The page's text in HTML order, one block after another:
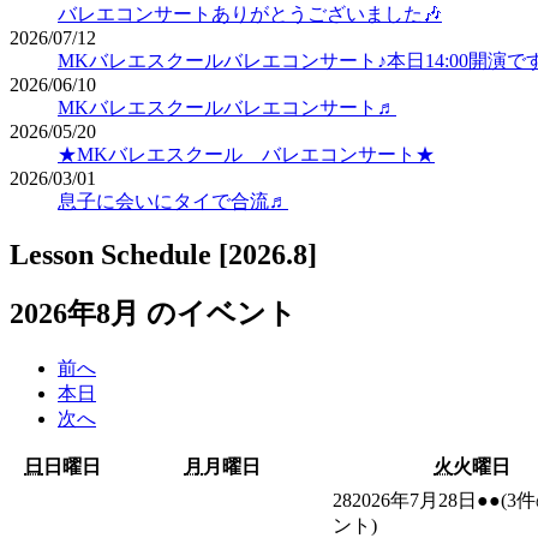
バレエコンサートありがとうございました🎶
2026/07/12
MKバレエスクールバレエコンサート♪本日14:00開演で
2026/06/10
MKバレエスクールバレエコンサート♬
2026/05/20
★MKバレエスクール バレエコンサート★
2026/03/01
息子に会いにタイで合流♬
Lesson Schedule [2026.8]
2026年8月 のイベント
前へ
本日
次へ
日 日曜日 月 月曜日 火火曜日
282026年7月28日 ●●(3
ント)